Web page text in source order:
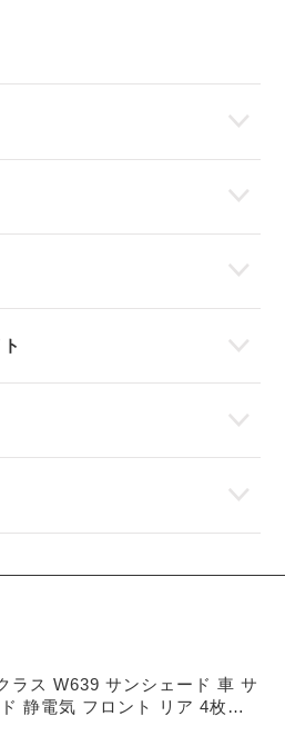
ラス W639 サンシェード 車 サ
静電気 フロント リア 4枚セ